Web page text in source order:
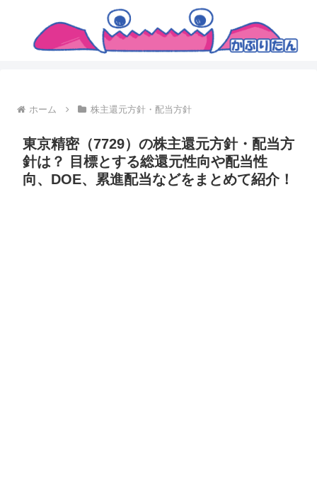
ホーム 株主還元方針・配当方針
東京精密（7729）の株主還元方針・配当方
針は？ 目標とする総還元性向や配当性
向、DOE、累進配当などをまとめて紹介！